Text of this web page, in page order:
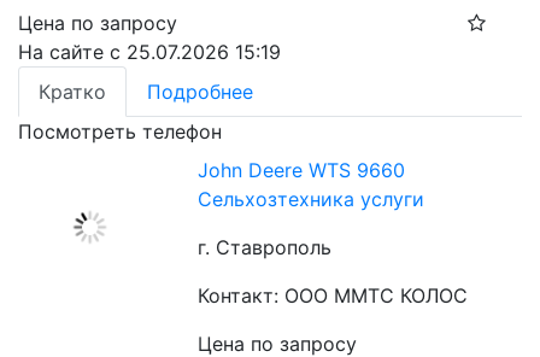
Цена по запросу
На сайте с 25.07.2026 15:19
Кратко
Подробнее
Посмотреть телефон
John Deere WTS 9660
Сельхозтехника услуги
г. Ставрополь
Контакт: ООО ММТС КОЛОС
Цена по запросу